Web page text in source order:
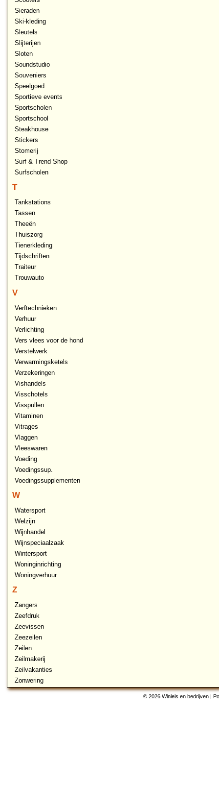
Sieraden
Ski-kleding
Sleutels
Slijterijen
Sloten
Soundstudio
Souveniers
Speelgoed
Sportieve events
Sportscholen
Sportschool
Steakhouse
Stickers
Stomerij
Surf & Trend Shop
Surfscholen
T
Tankstations
Tassen
Theeën
Thuiszorg
Tienerkleding
Tijdschriften
Traiteur
Trouwauto
V
Verftechnieken
Verhuur
Verlichting
Vers vlees voor de hond
Verstelwerk
Verwarmingsketels
Verzekeringen
Vishandels
Visschotels
Visspullen
Vitaminen
Vitrages
Vlaggen
Vleeswaren
Voeding
Voedingssup.
Voedingssupplementen
W
Watersport
Welzijn
Wijnhandel
Wijnspeciaalzaak
Wintersport
Woninginrichting
Woningverhuur
Z
Zangers
Zeefdruk
Zeevissen
Zeezeilen
Zeilen
Zeilmakerij
Zeilvakanties
Zonwering
© 2026 Winlels en bedrijven |